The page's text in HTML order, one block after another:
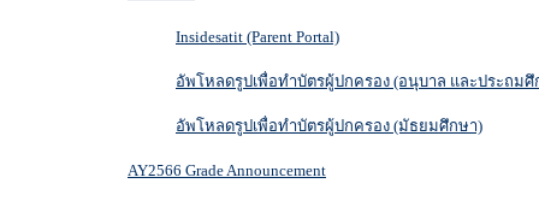
Insidesatit (Parent Portal)
อัพโหลดรูปเพื่อทำบัตรผู้ปกครอง (อนุบาล และประถมศึ
อัพโหลดรูปเพื่อทำบัตรผู้ปกครอง (มัธยมศึกษา)
AY2566 Grade Announcement